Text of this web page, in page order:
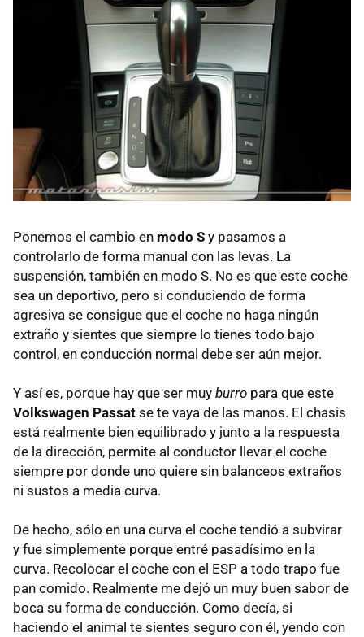
Ponemos el cambio en modo S y pasamos a
controlarlo de forma manual con las levas. La
suspensión, también en modo S. No es que este coche
sea un deportivo, pero si conduciendo de forma
agresiva se consigue que el coche no haga ningún
extraño y sientes que siempre lo tienes todo bajo
control, en conducción normal debe ser aún mejor.
Y así es, porque hay que ser muy burro para que este
Volkswagen Passat se te vaya de las manos. El chasis
está realmente bien equilibrado y junto a la respuesta
de la dirección, permite al conductor llevar el coche
siempre por donde uno quiere sin balanceos extraños
ni sustos a media curva.
De hecho, sólo en una curva el coche tendió a subvirar
y fue simplemente porque entré pasadísimo en la
curva. Recolocar el coche con el ESP a todo trapo fue
pan comido. Realmente me dejó un muy buen sabor de
boca su forma de conducción. Como decía, si
haciendo el animal te sientes seguro con él, yendo con